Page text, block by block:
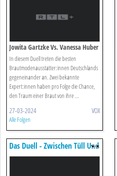
Jowita Gartzke Vs. Vanessa Huber
In diesem Duell treten die besten
Brautmodenausstatter:innen Deutschlands
gegeneinander an. Zwei bekannte
Expert:innen haben pro Folge die Chance,
den Traum einer Braut von ihre ...
27-03-2024 VOX
Alle Folgen
Das Duell - Zwischen Tüll Und
Tränen